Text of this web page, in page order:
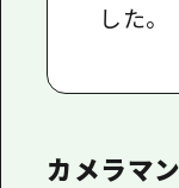
した。
カメラマ